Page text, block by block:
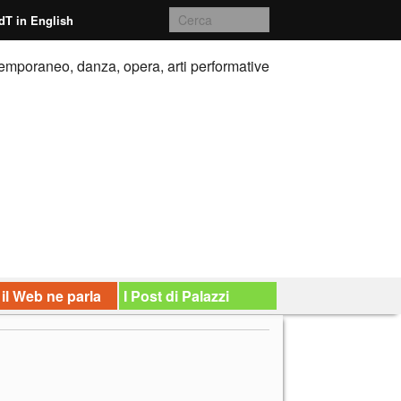
in English
danza, opera, arti performative
Web ne parla I Post di Palazzi